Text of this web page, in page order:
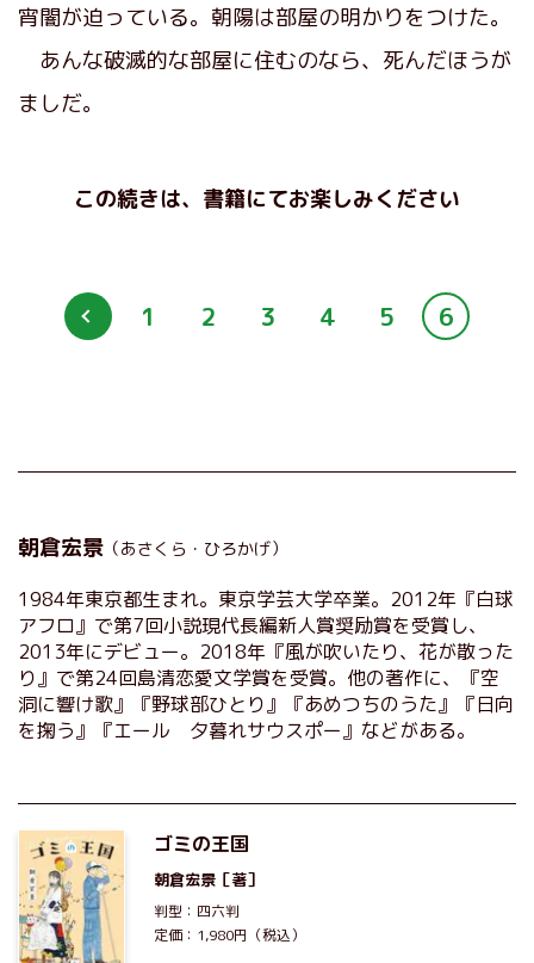
宵闇が迫っている。朝陽は部屋の明かりをつけた。
あんな破滅的な部屋に住むのなら、死んだほうが
ましだ。
この続きは、書籍にてお楽しみください
1 2 3 4 5 6
朝倉宏景 （あさくら・ひろかげ）
1984年東京都生まれ。東京学芸大学卒業。2012年『白球
アフロ』で第7回小説現代長編新人賞奨励賞を受賞し、
2013年にデビュー。2018年『風が吹いたり、花が散った
り』で第24回島清恋愛文学賞を受賞。他の著作に、『空
洞に響け歌』『野球部ひとり』『あめつちのうた』『日向
を掬う』『エール 夕暮れサウスポー』などがある。
ゴミの王国
朝倉宏景 ［著］
判型：四六判
定価：1,980円（税込）